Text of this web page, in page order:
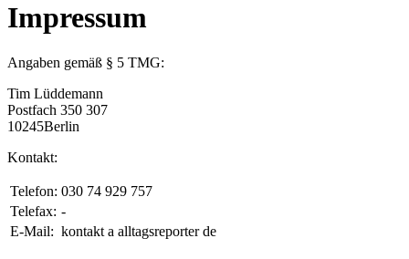
Impressum
Angaben gemäß § 5 TMG:
Tim Lüddemann
Postfach 350 307
10245Berlin
Kontakt:
Telefon: 030 74 929 757
Telefax: -
E-Mail: kontakt a alltagsreporter de